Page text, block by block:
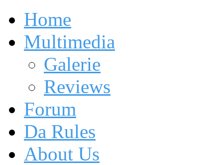
Home
Multimedia
Galerie
Reviews
Forum
Da Rules
About Us